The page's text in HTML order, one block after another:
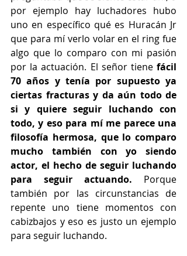
por ejemplo hay luchadores hubo
uno en específico qué es Huracán Jr
que para mí verlo volar en el ring fue
algo que lo comparo con mi pasión
por la actuación. El señor tiene fácil
70 años y tenía por supuesto ya
ciertas fracturas y da aún todo de
si y quiere seguir luchando con
todo, y eso para mí me parece una
filosofía hermosa, que lo comparo
mucho también con yo siendo
actor, el hecho de seguir luchando
para seguir actuando. Porque
también por las circunstancias de
repente uno tiene momentos con
cabizbajos y eso es justo un ejemplo
para seguir luchando.